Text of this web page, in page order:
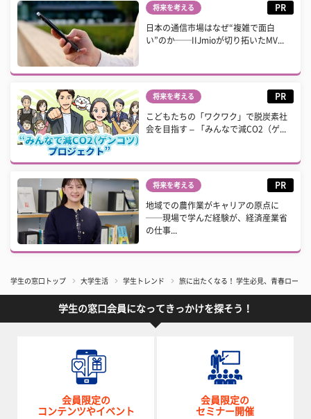
将来を考える PR
日本の通信市場はなぜ“複雑で面白
い”のか──IIJmioが切り拓いたMV...
将来を考える PR
こどもたちの「ワクワク」で脱炭素社
会を目指す – 「みんなで減CO2（ゲ...
将来を考える PR
地域での農作業がキャリアの原点に
──現場で学んだ経験が、経済産業省
の仕事...
学生の窓口トップ 大学生活 学生トレンド 旅に出たくなる！ 学生必見、青春ロード
学生の窓口会員になってきっかけを探そう！
会員限定の
コンテンツやイベント
会員限定の
セミナー開催